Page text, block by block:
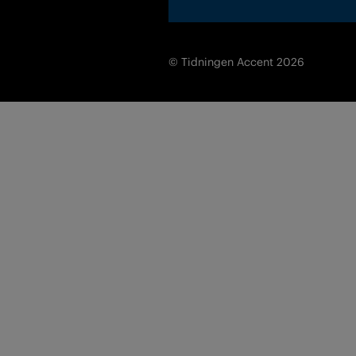
© Tidningen Accent 2026